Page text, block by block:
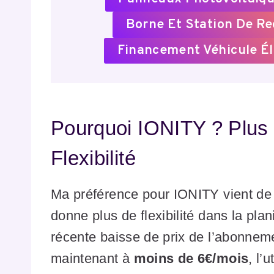
Borne Et Station De
Financement Véhicule
Pourquoi IONITY ?
Flexibilité
Ma préférence pour IONITY vient
donne plus de flexibilité dans la
récente baisse de prix de
maintenant à moins de 6€/mois,